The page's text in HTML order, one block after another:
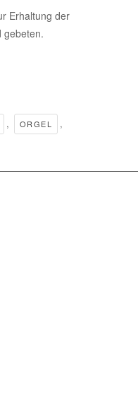
Erhaltung der
gebeten.
, ORGEL ,